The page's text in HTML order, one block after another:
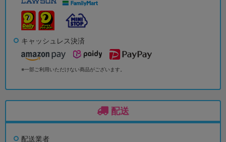
キャッシュレス決済
※一部ご利用いただけない商品がございます。
配送
配送業者